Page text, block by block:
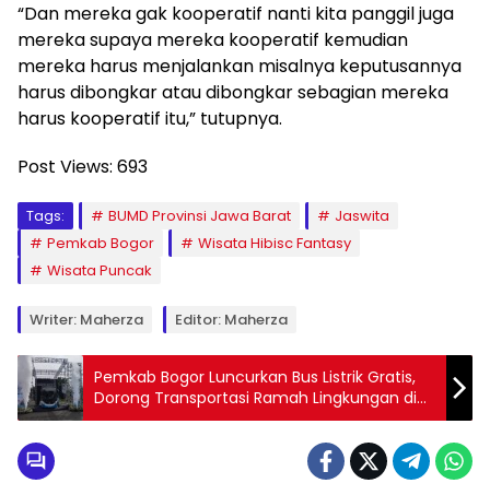
“Dan mereka gak kooperatif nanti kita panggil juga
mereka supaya mereka kooperatif kemudian
mereka harus menjalankan misalnya keputusannya
harus dibongkar atau dibongkar sebagian mereka
harus kooperatif itu,” tutupnya.
Post Views: 693
Tags: BUMD Provinsi Jawa Barat
Jaswita
Pemkab Bogor
Wisata Hibisc Fantasy
Wisata Puncak
Writer: Maherza Editor: Maherza
Pemkab Bogor Luncurkan Bus Listrik Gratis,
Dorong Transportasi Ramah Lingkungan di
Cibinong Raya